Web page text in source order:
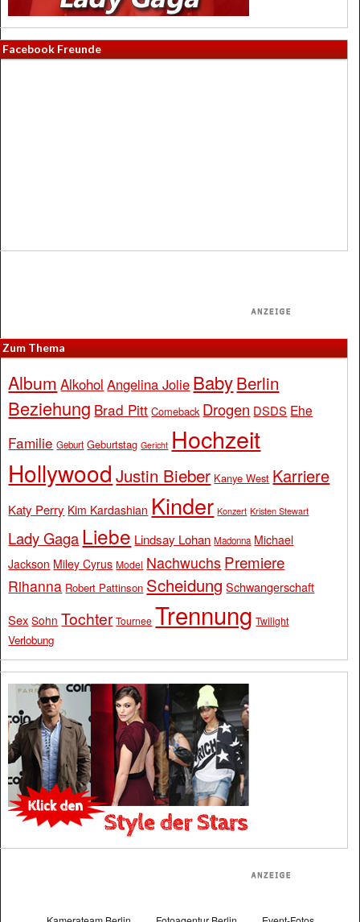
Facebook Freunde
Zum Thema
Album Alkohol Angelina Jolie BabyBerlin
Beziehung Brad Pitt Comeback Drogen DSDS Ehe
Familie Geburt Geburtstag Gericht Hochzeit
Hollywood Justin Bieber Kanye West Karriere
Katy Perry Kim Kardashian Kinder Konzert Kristen Stewart
Lady Gaga Liebe Lindsay Lohan Madonna Michael
Jackson Miley Cyrus Model Nachwuchs Premiere
Rihanna Robert Pattinson Scheidung Schwangerschaft
Sex Sohn Tochter Tournee Trennung Twilight
Verlobung